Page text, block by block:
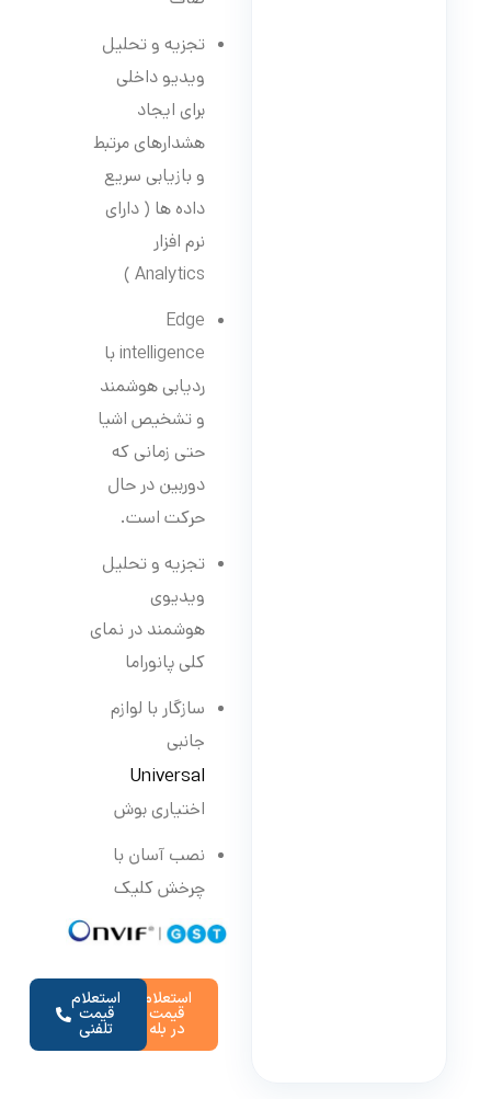
تجزیه و تحلیل
ویدیو داخلی
برای ایجاد
هشدارهای مرتبط
و بازیابی سریع
داده ها ( دارای
نرم افزار
Analytics )
Edge
intelligence با
ردیابی هوشمند
و تشخیص اشیا
حتی زمانی که
دوربین در حال
حرکت است.
تجزیه و تحلیل
ویدیوی
هوشمند در نمای
کلی پانوراما
سازگار با لوازم
جانبی
Universal
اختیاری بوش
نصب آسان با
چرخش کلیک
استعلام
قیمت
در بله
استعلام
قیمت
تلفنی